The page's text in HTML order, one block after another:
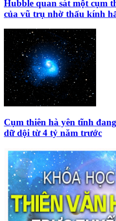
Hubble quan sát một cụm
của vũ trụ nhờ thấu kính
Cụm thiên hà yên tĩnh
dữ dội từ 4 tỷ năm trước